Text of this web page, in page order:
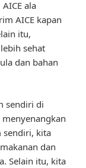
ala
AICE kapan
itu,
sehat
dan bahan
sendiri di
sendiri, kita
dan
Selain itu, kita